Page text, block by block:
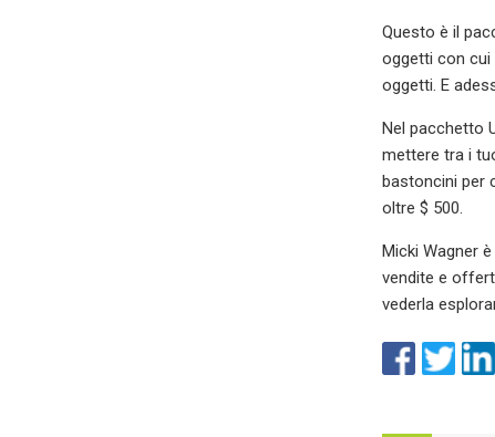
Questo è il
oggetti con cui
oggetti. E
Nel pacchetto
mettere tra i
bastoncini per
oltre $ 500.
Micki Wagner
vendite e
vederla